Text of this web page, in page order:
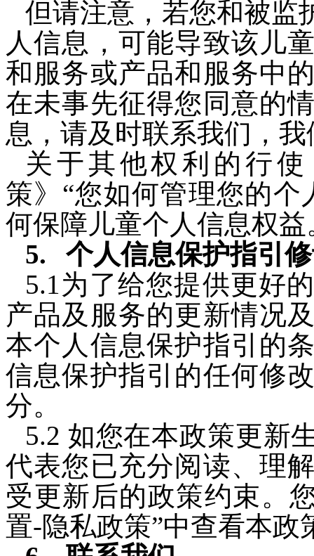
但请注意，若您和被监
人信息，可能导致该儿
和服务或产品和服务中
在未事先征得您同意的
息，请及时联系我们，
关于其他权利的行
策》“您如何管理您的个
何保障儿童个人信息权益
个人信息保护指引
5.1为了给您提供更好
产品及服务的更新情况
本个人信息保护指引 的
信息保护指引 的任何修
分。
5.2 如您在本政策更新
代表您已充分阅读、理
受更新后的政策约束。
置-隐私政策”中查看本政